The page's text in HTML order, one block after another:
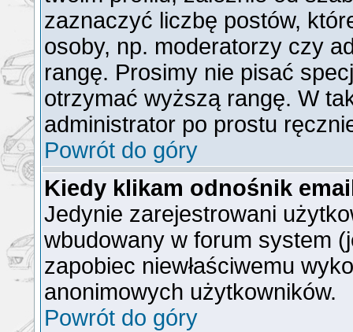
zaznaczyć liczbę postów,
osoby, np. moderatorzy czy
rangę. Prosimy nie pisać
otrzymać wyższą rangę. W
administrator po prostu
Powrót do góry
Kiedy klikam odnośnik
Jedynie zarejestrowani
wbudowany w forum system
zapobiec niewłaściwemu
anonimowych użytkowników.
Powrót do góry